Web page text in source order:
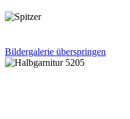
Bildergalerie überspringen